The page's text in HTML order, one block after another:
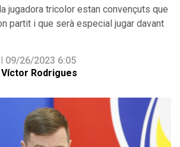
jugadora tricolor estan convençuts que
partit i que serà especial jugar davant
09/26/2023 6:05
Víctor Rodrigues